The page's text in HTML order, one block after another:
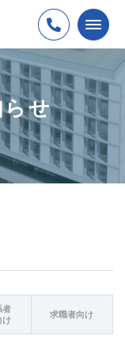
らせ
者
け
求職者向け